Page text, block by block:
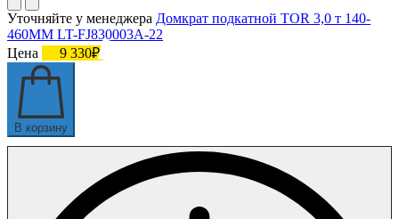
Уточняйте у менеджера Домкрат подкатной TOR 3,0 т 140-
460MM LT-FJ830003A-22
Цена
9 330₽
В корзину